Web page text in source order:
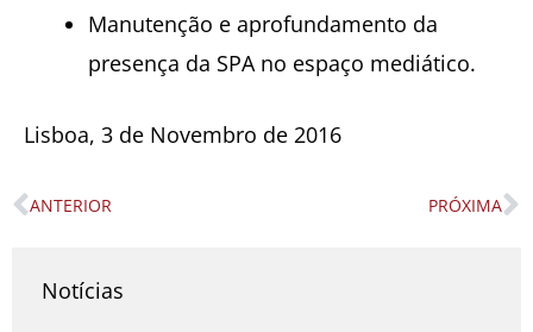
Manutenção e aprofundamento da
presença da SPA no espaço mediático.
Lisboa, 3 de Novembro de 2016
Prev
ANTERIOR PRÓXIMA
Notícias